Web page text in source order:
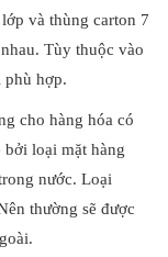
và thùng carton 7
Tùy thuộc vào
phù hợp.
cho hàng hóa có
loại mặt hàng
nước. Loại
thường sẽ được